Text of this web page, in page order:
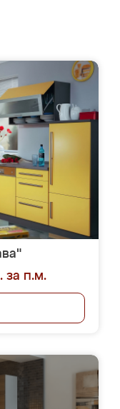
за п.м.